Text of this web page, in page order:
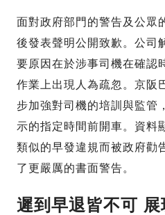
面對政府部門的警告及公眾
後發表聲明公開致歉。公司
要原因在於涉事司機在確認
作業上出現人為疏忽。京阪
步加強對司機的培訓與監管
示的指定時間前開車。資料
類似的早發違規而被政府勸
了更嚴厲的書面警告。
遲到早退皆不可